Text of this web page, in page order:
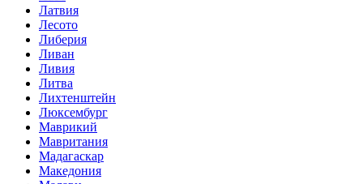
Латвия
Лесото
Либерия
Ливан
Ливия
Литва
Лихтенштейн
Люксембург
Маврикий
Мавритания
Мадагаскар
Македония